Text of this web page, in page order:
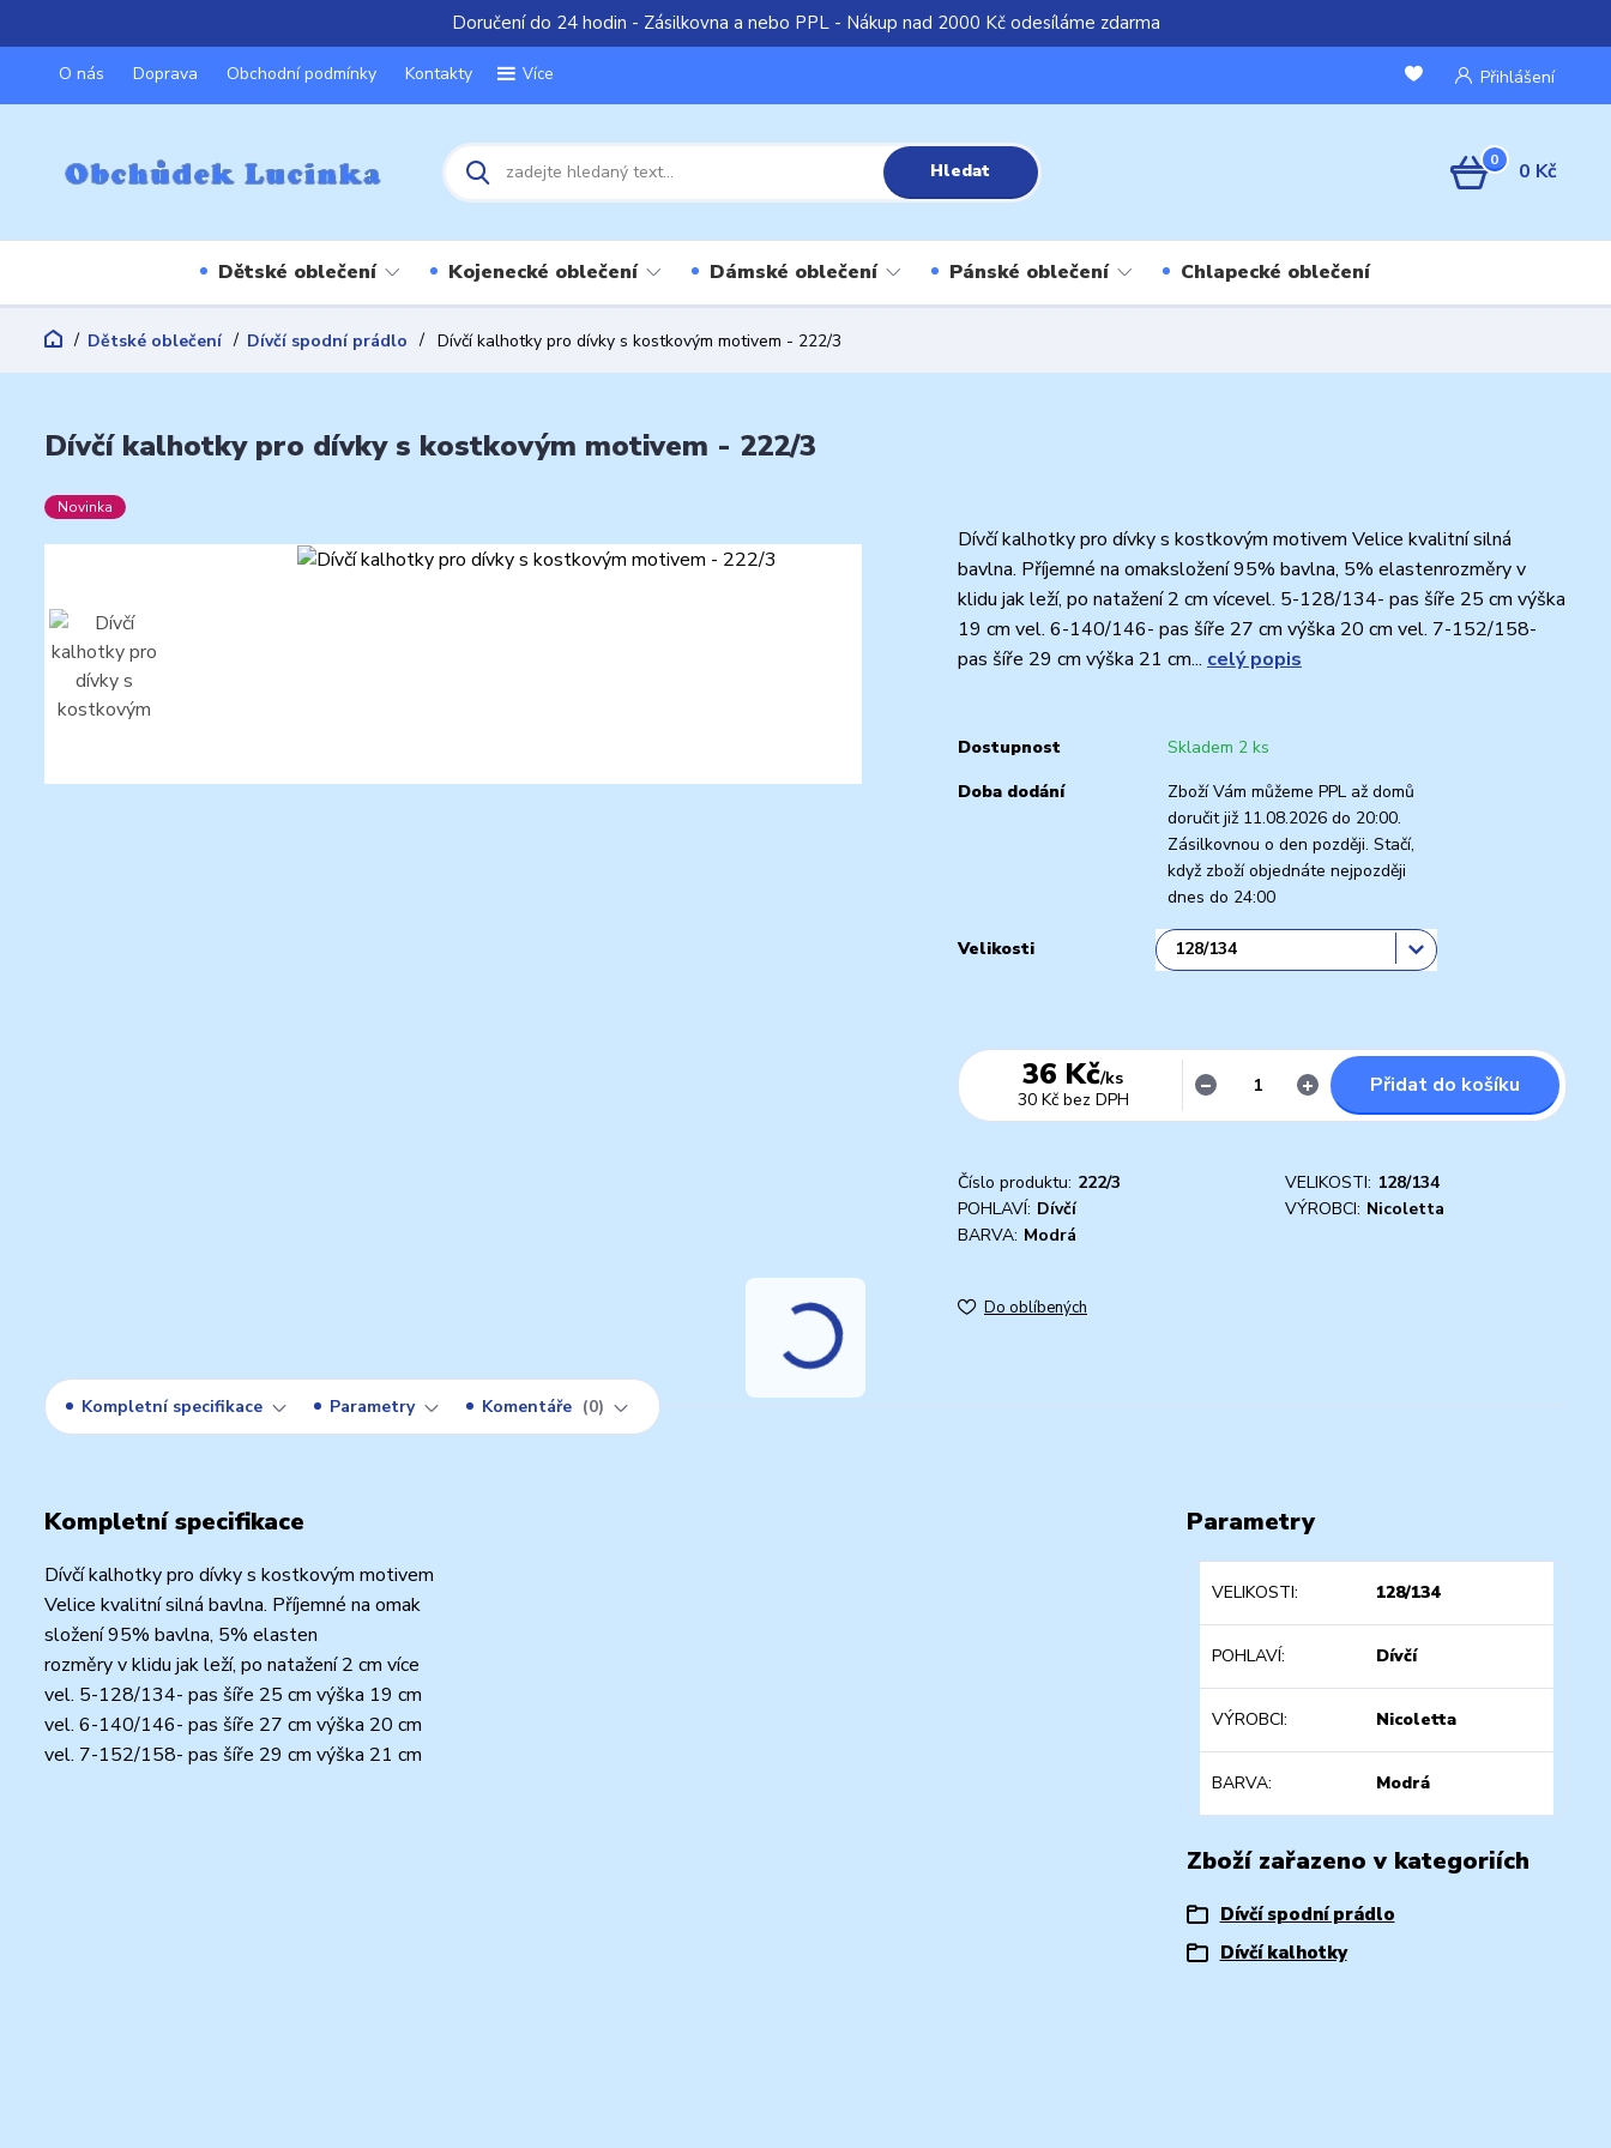
Doručení do 24 hodin - Zásilkovna a nebo PPL - Nákup nad 2000 Kč odesíláme zdarma
O nás Doprava Obchodní podmínky Kontakty Více Přihlášení
Hledat 0 0 Kč
Dětské oblečení Kojenecké oblečení Dámské oblečení Pánské oblečení Chlapecké oblečení
Dětské oblečení Dívčí spodní prádlo Dívčí kalhotky pro dívky s kostkovým motivem - 222/3
Dívčí kalhotky pro dívky s kostkovým motivem - 222/3
Novinka
Dívčí kalhotky pro dívky s kostkovým motivem Velice kvalitní silná
bavlna. Příjemné na omaksložení 95% bavlna, 5% elastenrozměry v
klidu jak leží, po natažení 2 cm vícevel. 5-128/134- pas šíře 25 cm výška
19 cm vel. 6-140/146- pas šíře 27 cm výška 20 cm vel. 7-152/158-
pas šíře 29 cm výška 21 cm... celý popis
Dostupnost
Skladem 2 ks
Doba dodání
Zboží Vám můžeme PPL až domů
doručit již 11.08.2026 do 20:00.
Zásilkovnou o den později. Stačí,
když zboží objednáte nejpozději
dnes do 24:00
Velikosti
36 Kč/ks
30 Kč bez DPH
Přidat do košíku
Číslo produktu: 222/3 VELIKOSTI: 128/134
POHLAVÍ: Dívčí VÝROBCI: Nicoletta
BARVA: Modrá
Do oblíbených
Kompletní specifikace Parametry Komentáře 0
Kompletní specifikace
Dívčí kalhotky pro dívky s kostkovým motivem
Velice kvalitní silná bavlna. Příjemné na omak
složení 95% bavlna, 5% elasten
rozměry v klidu jak leží, po natažení 2 cm více
vel. 5-128/134- pas šíře 25 cm výška 19 cm
vel. 6-140/146- pas šíře 27 cm výška 20 cm
vel. 7-152/158- pas šíře 29 cm výška 21 cm
Parametry
VELIKOSTI 128/134
POHLAVÍ Dívčí
VÝROBCI Nicoletta
BARVA Modrá
Zboží zařazeno v kategoriích
Dívčí spodní prádlo
Dívčí kalhotky